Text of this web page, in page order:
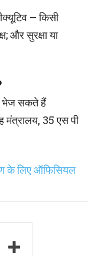
– किसी
और सुरक्षा या
भेज सकते हैं
मंत्रालय, 35 एस पी
के लिए ऑफिसियल